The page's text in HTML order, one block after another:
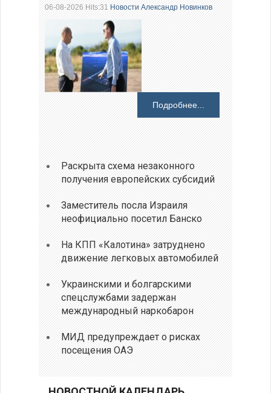
06-08-2026 Hits:31Новости Александр Новинков
Подробнее...
Раскрыта схема незаконного
получения европейских субсидий
Заместитель посла Израиля
неофициально посетил Банско
На КПП «Калотина» затруднено
движение легковых автомобилей
Украинскими и болгарскими
спецслужбами задержан
международный наркобарон
МИД предупреждает о рисках
посещения ОАЭ